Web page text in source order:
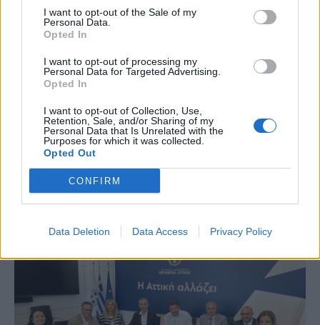
I want to opt-out of the Sale of my
Personal Data.
Opted In
I want to opt-out of processing my
Personal Data for Targeted Advertising.
Opted In
I want to opt-out of Collection, Use,
Retention, Sale, and/or Sharing of my
Personal Data that Is Unrelated with the
Purposes for which it was collected.
Opted Out
CONFIRM
Data Deletion Data Access Privacy Policy
ΠΟΛΙΤΙΚΗ
Κ. Χατζηδάκης για καλώδιο Ελλάδας -
αμφισβητήσεις
Ο αντιπρόεδρος της κυβέρνησης Κωστής
Χατζηδάκης τοποθετήθηκε για τη χθεσινή συμφωνία μεταξύ του
ΑΔΜΗΕ και της γαλλικής εταιρείας Meridiam σχετικά με τη
συμμετοχή της στο έργο της ηλεκτρικής διασύνδεσης Ελλάδας–
Κύπρου (GSI).